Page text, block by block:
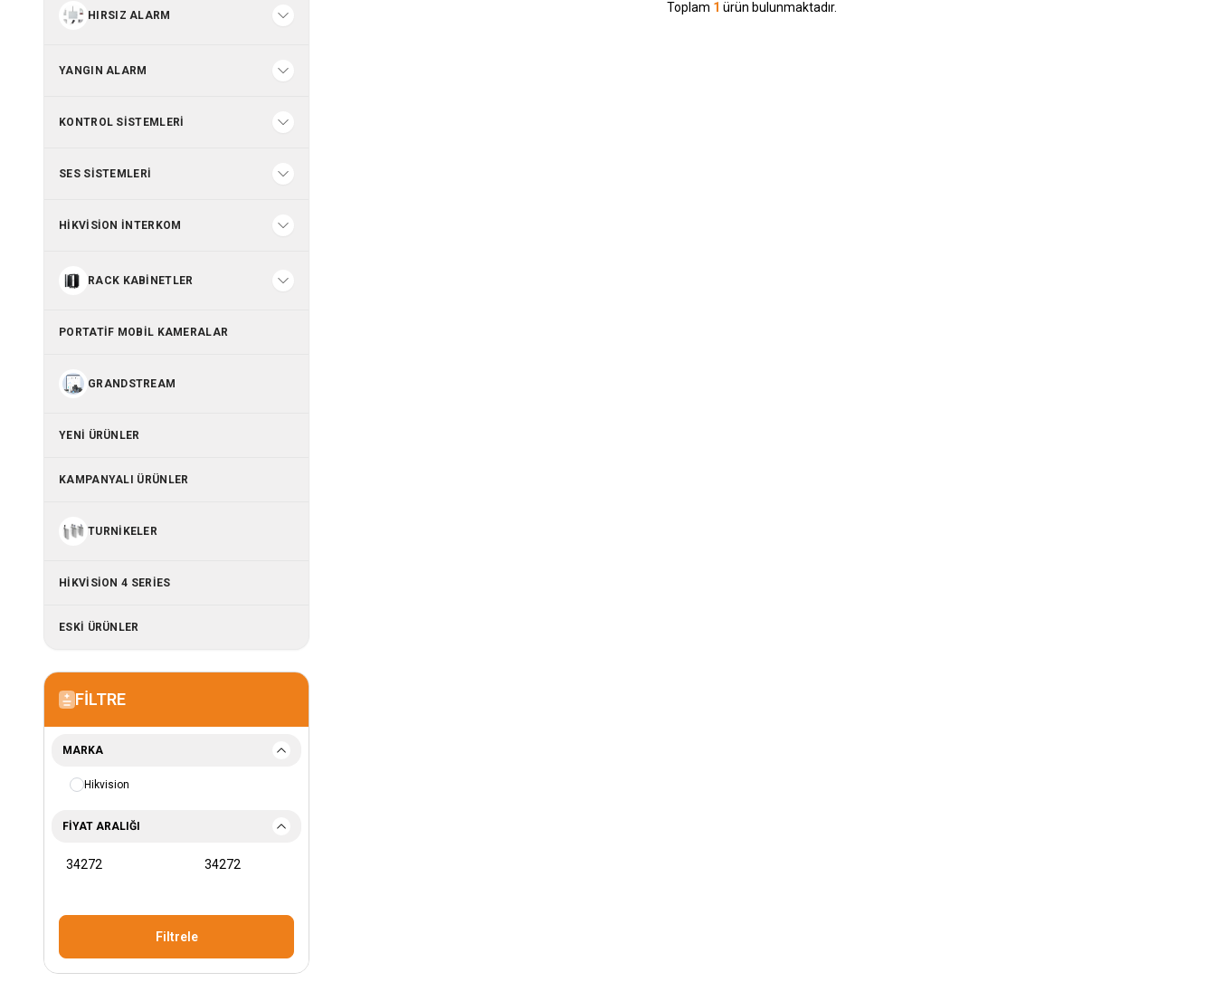
HIRSIZ ALARM
YANGIN ALARM
KONTROL SISTEMLERI
SES SISTEMLERI
HIKVISION İNTERKOM
RACK KABINETLER
PORTATIF MOBIL KAMERALAR
GRANDSTREAM
YENI ÜRÜNLER
KAMPANYALI ÜRÜNLER
TURNIKELER
HIKVISION 4 SERIES
ESKİ ÜRÜNLER
FILTRE
MARKA
Hikvision
FIYAT ARALIĞI
Filtrele
Toplam 1 ürün bulunmaktadır.